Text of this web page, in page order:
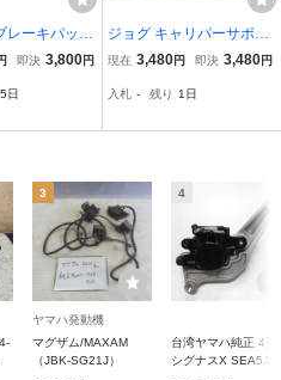
レーキパッド
ボ 65mm 100
XJR1200 13
即決 3,800円
5日
ジョグ キャリパーサポー
ト 200mmディスク用 ア
パージョグ ZR アプリオ 4
現在 3,480円 即決 3,480円
入札 - 残り 1日
3
ヤマハ発動機
マグザム/MAXAM
（JBK-SG21J）
4
台湾ヤマハ純正 4
シグナスX SEA5J